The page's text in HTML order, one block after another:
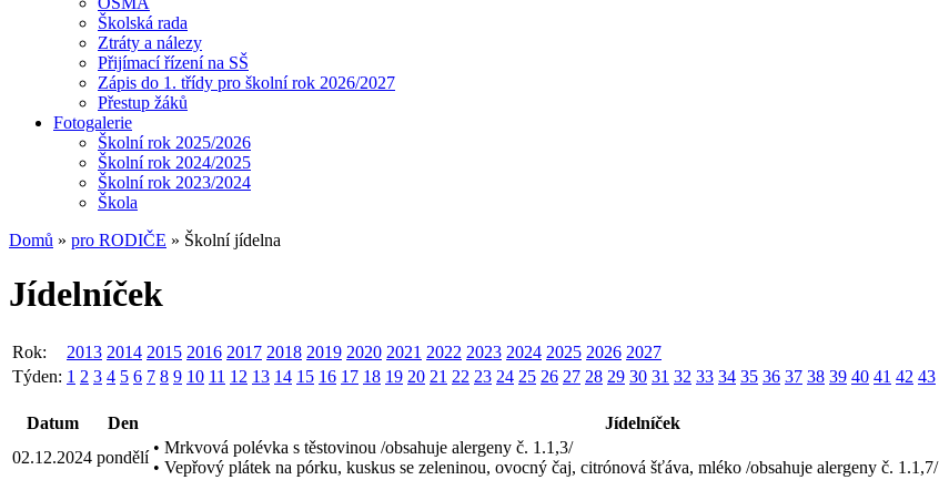
Školská rada
Ztráty a nálezy
Přijímací řízení na SŠ
Zápis do 1. třídy pro školní rok 2026/2027
Přestup žáků
Fotogalerie
Školní rok 2025/2026
Školní rok 2024/2025
Školní rok 2023/2024
Škola
Domů » pro RODIČE » Školní jídelna
Jídelníček
Rok: 2013 2014 2015 2016 2017 2018 2019 2020 2021 2022 2023 2024 2025 2026 2027
Týden: 1 2 3 4 5 6 7 8 9 10 11 12 13 14 15 16 17 18 19 20 21 22 23 24 25 26 27 28 29 30 31 32 33 34 35 36 37 38 39 40 41 42 43
Datum Den
Jídelníček
02.12.2024 pondělí
• Mrkvová polévka s těstovinou /obsahuje alergeny č. 1.1,3/
• Vepřový plátek na pórku, kuskus se zeleninou, ovocný čaj, citrónová šťáva, mléko /obsahuje alergeny č. 1.1,7/